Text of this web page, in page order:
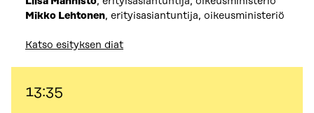
Mikko Lehtonen, erityisasiantuntija, oikeusministeriö
Katso esityksen diat
13:35